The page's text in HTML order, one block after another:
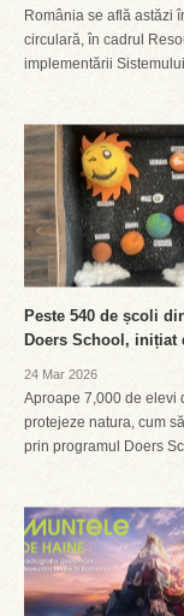
România se află astăzi
circulară, în cadrul
implementării
Peste 540 de școli
Doers School, inițiat
24 Mar 2026
Aproape 7,000 de elevi
protejeze natura, cum
prin programul Doers